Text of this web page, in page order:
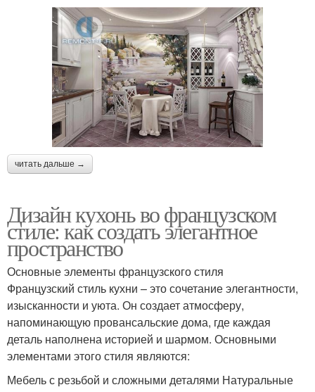
читать дальше →
Дизайн кухонь во французском
стиле: как создать элегантное
пространство
Основные элементы французского стиля
Французский стиль кухни – это сочетание элегантности,
изысканности и уюта. Он создает атмосферу,
напоминающую провансальские дома, где каждая
деталь наполнена историей и шармом. Основными
элементами этого стиля являются:
Мебель с резьбой и сложными деталями Натуральные